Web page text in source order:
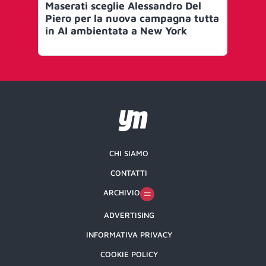
Maserati sceglie Alessandro Del
Piero per la nuova campagna tutta
in AI ambientata a New York
CHI SIAMO
CONTATTI
ARCHIVIO
ADVERTISING
INFORMATIVA PRIVACY
COOKIE POLICY